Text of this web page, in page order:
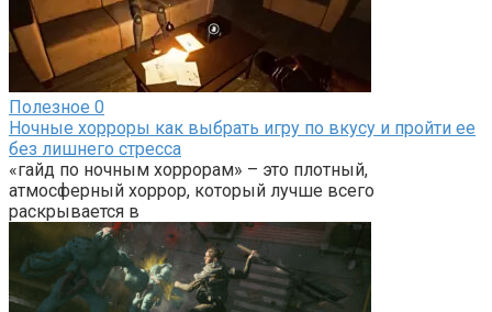
Полезное 0
Ночные хорроры как выбрать игру по вкусу и пройти ее
без лишнего стресса
«гайд по ночным хоррорам» – это плотный,
атмосферный хоррор, который лучше всего
раскрывается в